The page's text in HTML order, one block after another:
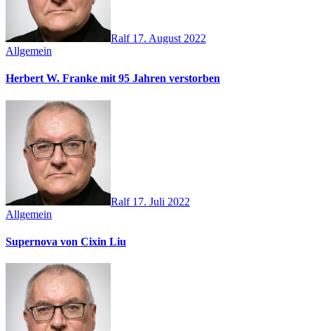
Ralf 17. August 2022
Allgemein
Herbert W. Franke mit 95 Jahren verstorben
Ralf 17. Juli 2022
Allgemein
Supernova von Cixin Liu